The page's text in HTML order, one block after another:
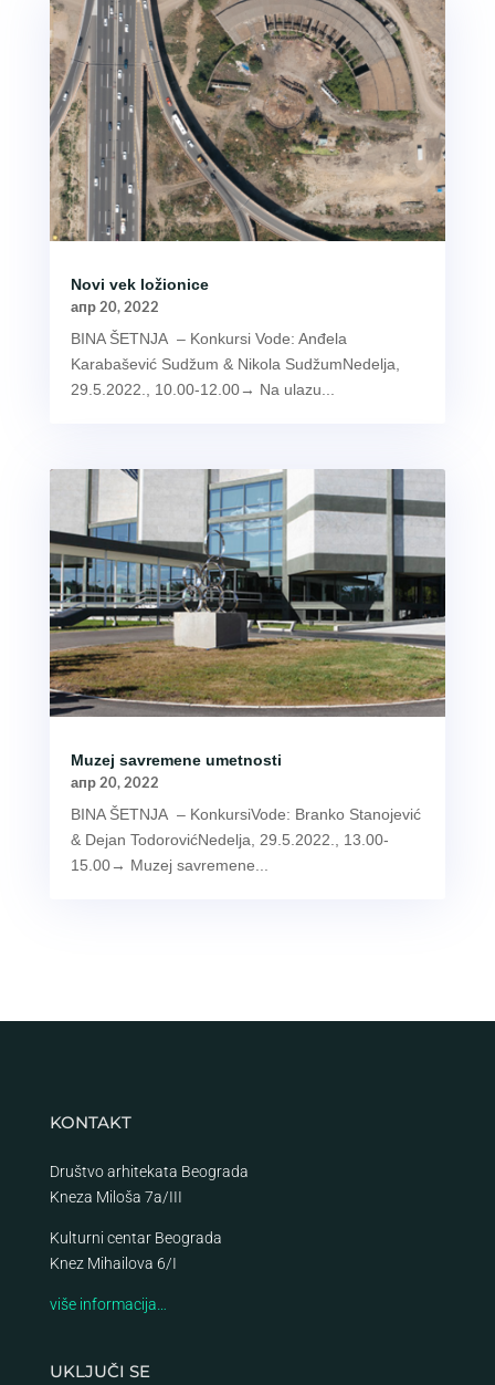
Novi vek ložionice
апр 20, 2022
BINA ŠETNJA – Konkursi Vode: Anđela
Karabašević Sudžum & Nikola SudžumNedelja,
29.5.2022., 10.00-12.00→ Na ulazu...
Muzej savremene umetnosti
апр 20, 2022
BINA ŠETNJA – KonkursiVode: Branko Stanojević
& Dejan TodorovićNedelja, 29.5.2022., 13.00-
15.00→ Muzej savremene...
KONTAKT
Društvo arhitekata Beograda
Kneza Miloša 7a/III
Kulturni centar Beograda
Knez Mihailova 6/I
više informacija…
UKLJUČI SE